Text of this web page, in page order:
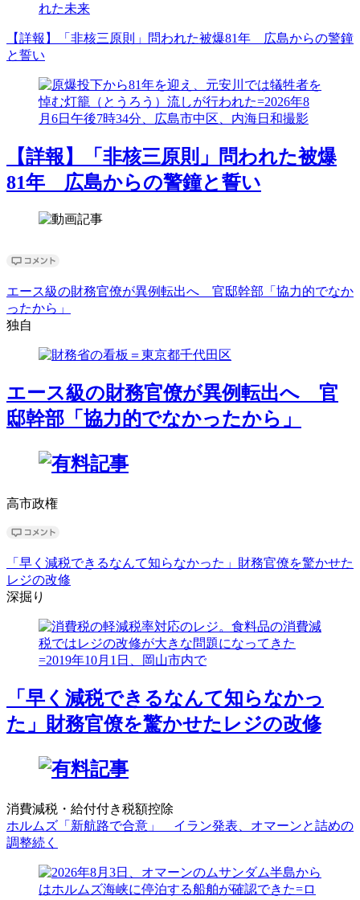
れた未来
【詳報】「非核三原則」問われた被爆81年 広島からの警鐘
と誓い
【詳報】「非核三原則」問われた被爆
81年 広島からの警鐘と誓い
エース級の財務官僚が異例転出へ 官邸幹部「協力的でなか
ったから」
独自
エース級の財務官僚が異例転出へ 官
邸幹部「協力的でなかったから」
高市政権
「早く減税できるなんて知らなかった」財務官僚を驚かせた
レジの改修
深掘り
「早く減税できるなんて知らなかっ
た」財務官僚を驚かせたレジの改修
消費減税・給付付き税額控除
ホルムズ「新航路で合意」 イラン発表、オマーンと詰めの
調整続く